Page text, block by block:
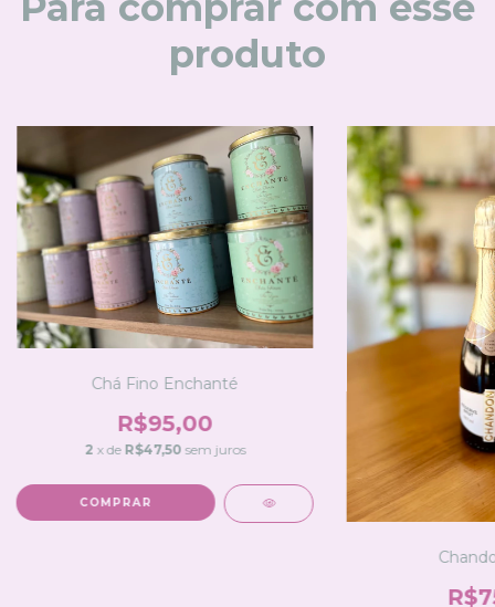
produto
Chá Fino Enchanté
R$95,00
2 x de R$47,50 sem juros
COMPRAR